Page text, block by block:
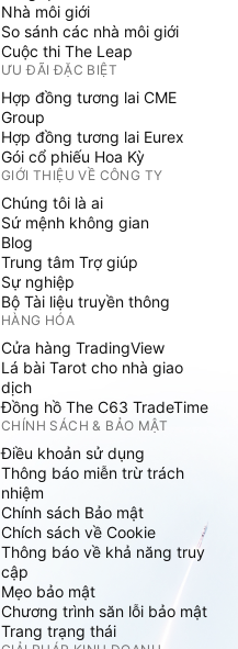
Nhà môi giới
So sánh các nhà môi giới
Cuộc thi The Leap
ƯU ĐÃI ĐẶC BIỆT
Hợp đồng tương lai CME
Group
Hợp đồng tương lai Eurex
Gói cổ phiếu Hoa Kỳ
GIỚI THIỆU VỀ CÔNG TY
Chúng tôi là ai
Sứ mệnh không gian
Blog
Trung tâm Trợ giúp
Sự nghiệp
Bộ Tài liệu truyền thông
HÀNG HÓA
Cửa hàng TradingView
Lá bài Tarot cho nhà giao
dịch
Đồng hồ The C63 TradeTime
CHÍNH SÁCH & BẢO MẬT
Điều khoản sử dụng
Thông báo miễn trừ trách
nhiệm
Chính sách Bảo mật
Chích sách về Cookie
Thông báo về khả năng truy
cập
Mẹo bảo mật
Chương trình săn lỗi bảo mật
Trang trạng thái